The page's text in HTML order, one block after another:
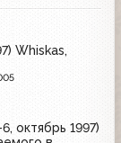
Whiskas,
октябрь 1997)